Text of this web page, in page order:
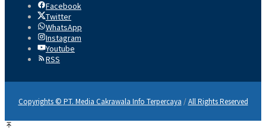
Facebook
Twitter
WhatsApp
Instagram
Youtube
RSS
Copyrights © PT. Media Cakrawala Info Terpercaya /All Rights Reserved